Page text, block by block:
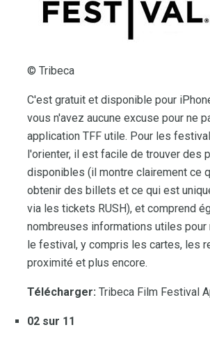
© Tribeca
C'est gratuit et disponible pour
vous n'avez aucune excuse pour ne
application TFF utile. Pour les
l'orienter, il est facile de trouver des
disponibles (il montre clairement ce
obtenir des billets et ce qui est
via les tickets RUSH), et comprend
nombreuses informations utiles pour
le festival, y compris les cartes, les
proximité et plus encore.
Télécharger: Tribeca Film Festival
02 sur 11